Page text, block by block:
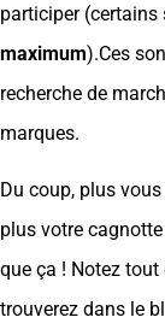
participer (certains
maximum).Ces
recherche de
marques.
Du coup, plus
plus votre
que ça ! Notez
trouverez dans le